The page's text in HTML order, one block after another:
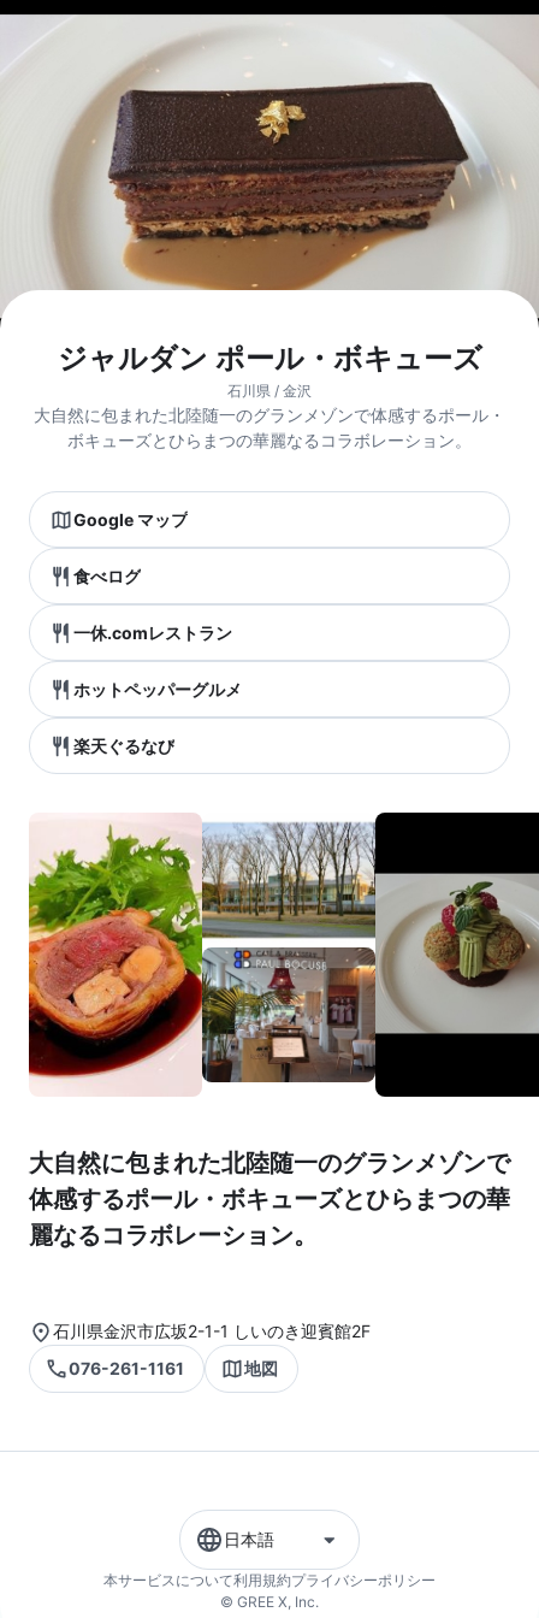
ジャルダン ポール・ボキューズ
石川県 / 金沢
大自然に包まれた北陸随一のグランメゾンで体感するポール・
ボキューズとひらまつの華麗なるコラボレーション。
Google マップ
食べログ
一休.comレストラン
ホットペッパーグルメ
楽天ぐるなび
大自然に包まれた北陸随一のグランメゾンで
体感するポール・ボキューズとひらまつの華
麗なるコラボレーション。
石川県金沢市広坂2-1-1 しいのき迎賓館2F
076-261-1161
地図
日本語
本サービスについて利用規約プライバシーポリシー
© GREE X, Inc.